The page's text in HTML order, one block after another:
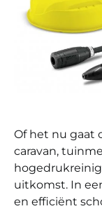
Of het nu gaat
caravan,
uitkomst. In
en efficiënt